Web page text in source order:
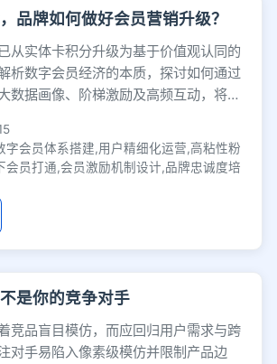
品牌如何做好会员营销升级？
从实体卡积分升级为基于价值观认同的
析数字会员经济的本质，探讨如何通过
数据画像、阶梯激励及高频互动，将消
字会员体系搭建,用户精细化运营,高粘性粉
会员打通,会员激励机制设计,品牌忠诚度培
是你的竞争对手
竞品盲目模仿，而应回归用户需求与跨
对手易陷入像素级模仿并限制产品边